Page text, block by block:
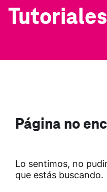
Tutoriales